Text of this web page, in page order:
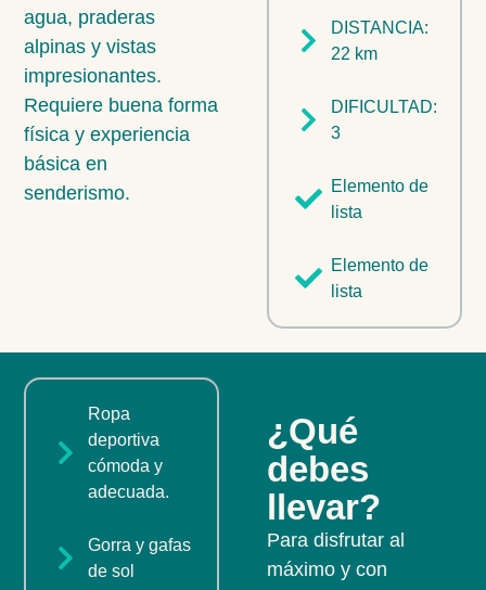
agua, praderas
alpinas y vistas
impresionantes.
Requiere buena forma
física y experiencia
básica en
senderismo.
DISTANCIA:
22 km
DIFICULTAD:
3
Elemento de
lista
Elemento de
lista
Ropa
deportiva
cómoda y
adecuada.
Gorra y gafas
de sol
¿Qué
debes
llevar?
Para disfrutar al
máximo y con